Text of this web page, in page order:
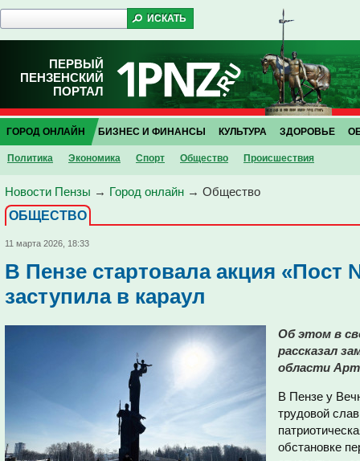
ПЕРВЫЙ
ПЕНЗЕНСКИЙ
ПОРТАЛ
ГОРОД ОНЛАЙН
Политика Экономика Спорт Общество Проиcшествия
БИЗНЕС И ФИНАНСЫ КУЛЬТУРА ЗДОРОВЬЕ
Новости Пензы → Город онлайн → Общество
ОБЩЕСТВО
11 марта 2026, 18:33
В Пензе стартовала акция
заступила в караул
Об этом в
рассказал
области
В Пензе у
трудовой
обстановке